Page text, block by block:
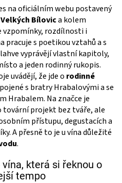
na oficiálním webu postavený
Bílovica kolem
vzpomínky, rozdílnosti i
pracuje s poetikou vztahů a s
vyprávějí vlastní kapitoly,
a jeden rodinný rukopis.
uvádějí, že jde o rodinné
s bratry Hrabalovými a se
Hrabalem. Na značce je
tovární projekt bez tváře, ale
přístupu, degustacích a
A přesně to je u vína důležité
.
která si řeknou o
tempo